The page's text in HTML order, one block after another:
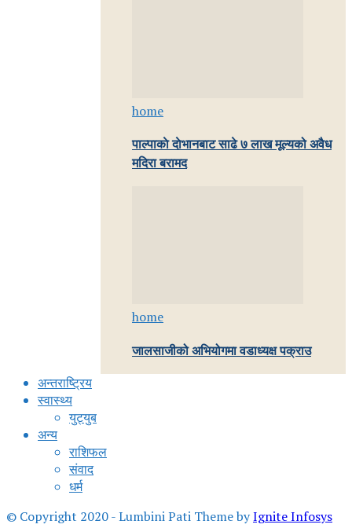
home
पाल्पाकाे दाेभानबाट साढे ७ लाख मूल्यको अवैध
मदिरा बरामद
home
जालसाजीको अभियोगमा वडाध्यक्ष पक्राउ
अन्तराष्ट्रिय
स्वास्थ्य
युट्युब
अन्य
राशिफल
संवाद
धर्म
© Copyright 2020 - Lumbini Pati Theme byIgnite Infosys